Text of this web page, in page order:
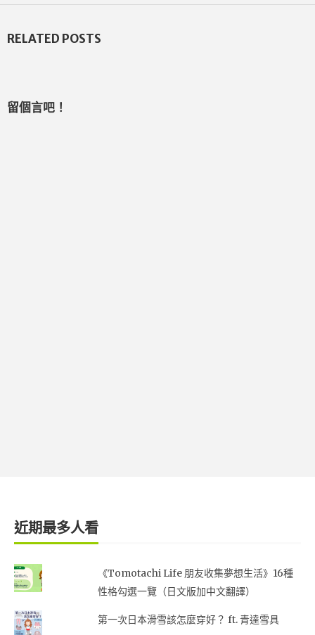
RELATED POSTS
留個言吧！
近期最多人看
《Tomotachi Life 朋友收集夢想生活》16種
性格勾選一覽（日文版加中文翻譯）
第一次日本滑雪該怎麼穿好？ ft. 青達雪具